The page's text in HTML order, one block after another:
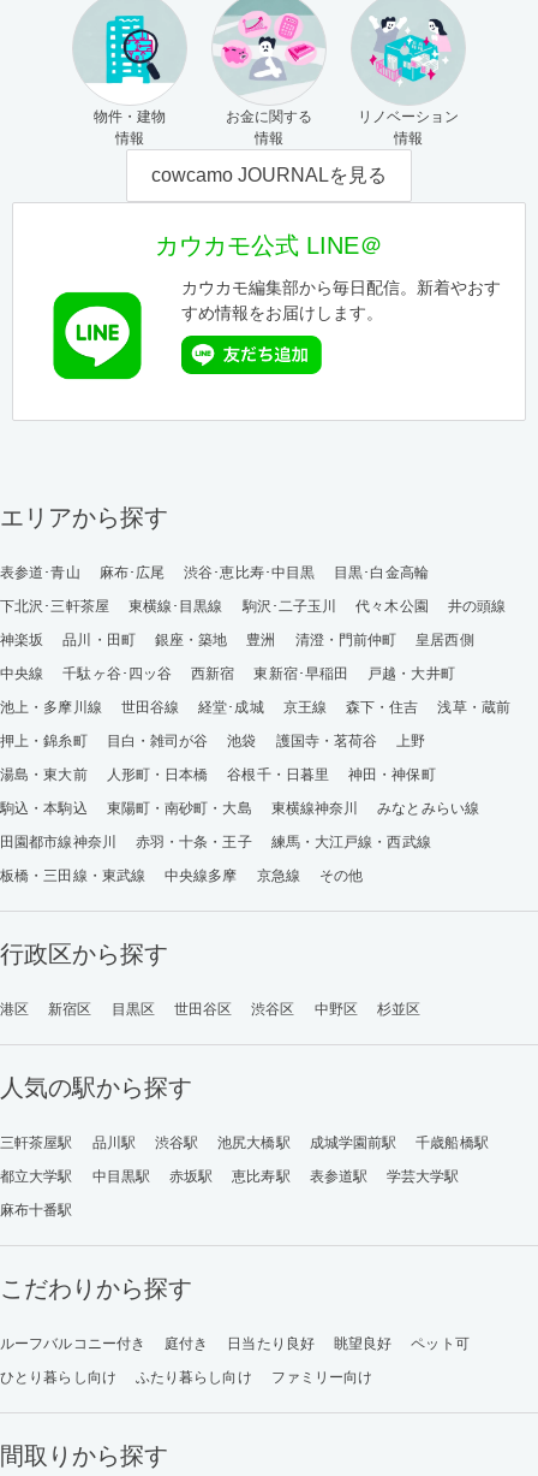
物件・建物
情報
お金に関する
情報
リノベーション
情報
cowcamo JOURNALを見る
カウカモ公式 LINE＠
カウカモ編集部から毎日配信。新着やおす
すめ情報をお届けします。
エリアから探す
表参道･青山 麻布･広尾 渋谷･恵比寿･中目黒
目黒･白金高輪
下北沢･三軒茶屋
東横線･目黒線 駒沢･二子玉川 代々木公園
井の頭線
神楽坂
品川・田町 銀座・築地 豊洲 清澄・門前仲町
皇居西側
中央線
千駄ヶ谷･四ッ谷 西新宿 東新宿･早稲田
戸越・大井町
池上・多摩川線
世田谷線 経堂･成城 京王線 森下・住吉
浅草・蔵前
押上・錦糸町
目白・雑司が谷 池袋 護国寺・茗荷谷
上野
湯島・東大前
人形町・日本橋 谷根千・日暮里
神田・神保町
駒込・本駒込
東陽町・南砂町・大島 東横線神奈川
みなとみらい線
田園都市線神奈川
赤羽・十条・王子
練馬・大江戸線・西武線
板橋・三田線・東武線
中央線多摩 京急線 その他
行政区から探す
港区 新宿区 目黒区 世田谷区 渋谷区 中野区 杉並区
人気の駅から探す
三軒茶屋駅 品川駅 渋谷駅 池尻大橋駅 成城学園前駅
千歳船橋駅
都立大学駅
中目黒駅 赤坂駅 恵比寿駅 表参道駅
学芸大学駅
麻布十番駅
こだわりから探す
ルーフバルコニー付き 庭付き 日当たり良好 眺望良好
ペット可
ひとり暮らし向け
ふたり暮らし向け ファミリー向け
間取りから探す